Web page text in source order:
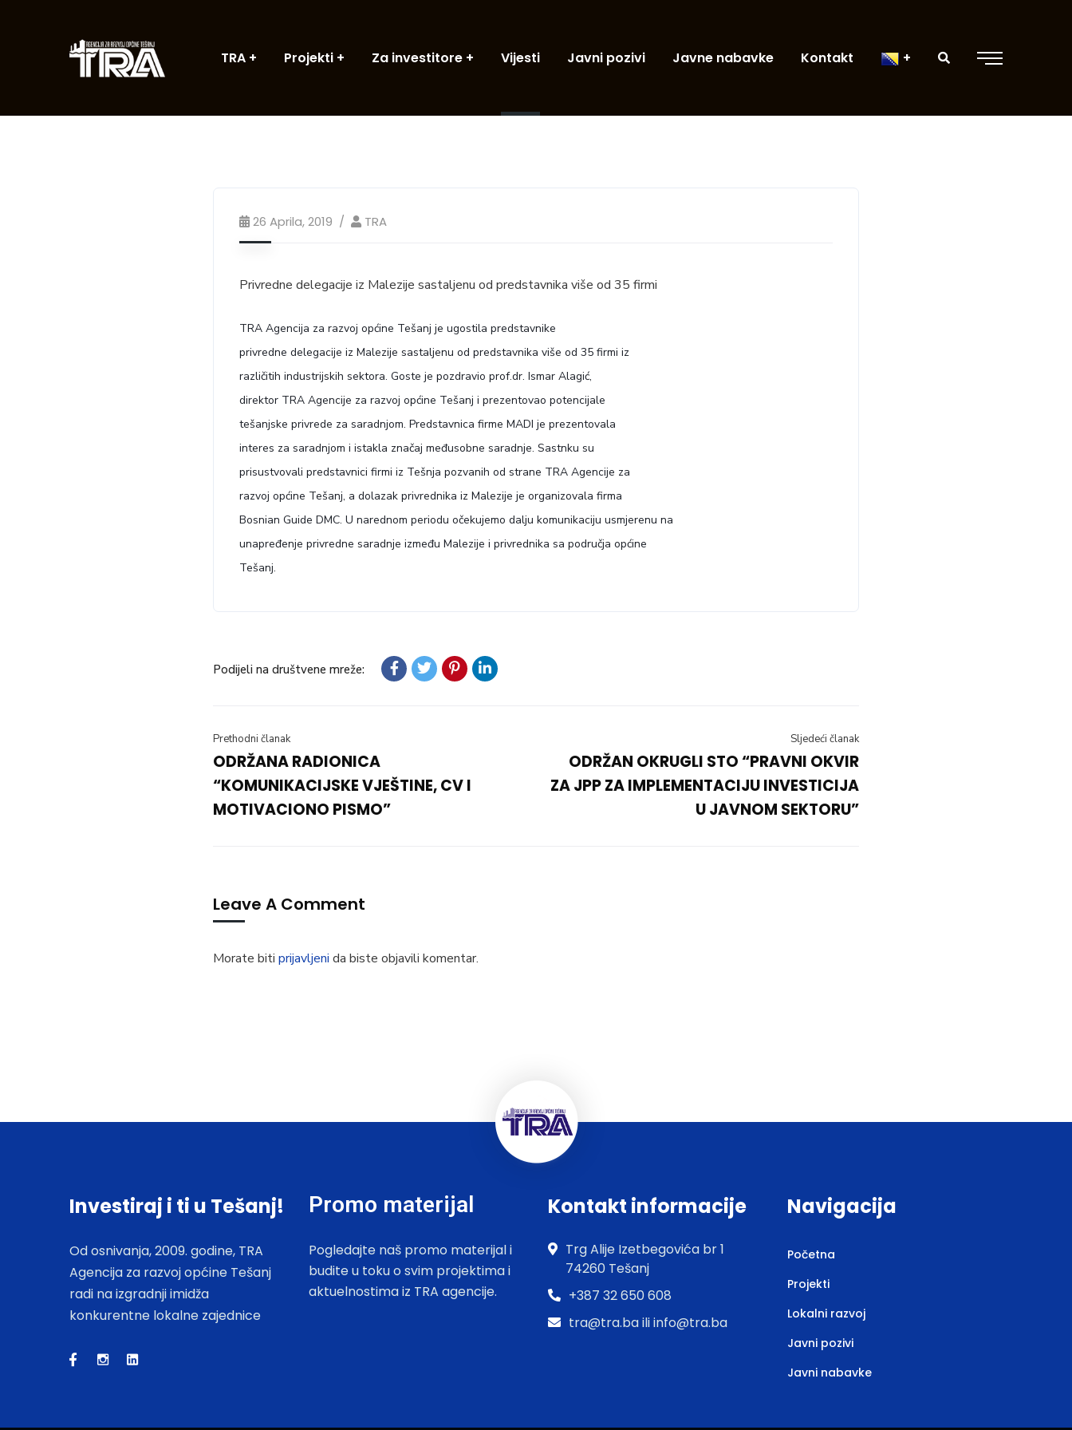
TRA Projekti Za investitore Vijesti Javni pozivi Javne nabavke Kontakt
26 Aprila, 2019 TRA
Privredne delegacije iz Malezije sastaljenu od predstavnika više od 35 firmi
TRA Agencija za razvoj općine Tešanj je ugostila predstavnike
privredne delegacije iz Malezije sastaljenu od predstavnika više od 35 firmi iz
različitih industrijskih sektora. Goste je pozdravio prof.dr. Ismar Alagić,
direktor TRA Agencije za razvoj općine Tešanj i prezentovao potencijale
tešanjske privrede za saradnjom. Predstavnica firme MADI je prezentovala
interes za saradnjom i istakla značaj međusobne saradnje. Sastnku su
prisustvovali predstavnici firmi iz Tešnja pozvanih od strane TRA Agencije za
razvoj općine Tešanj, a dolazak privrednika iz Malezije je organizovala firma
Bosnian Guide DMC. U narednom periodu očekujemo dalju komunikaciju usmjerenu na
unapređenje privredne saradnje između Malezije i privrednika sa područja općine
Tešanj.
Podijeli na društvene mreže:
Prethodni članak
ODRŽANA RADIONICA
“KOMUNIKACIJSKE VJEŠTINE, CV I
MOTIVACIONO PISMO”
Sljedeći članak
ODRŽAN OKRUGLI STO “PRAVNI OKVIR
ZA JPP ZA IMPLEMENTACIJU INVESTICIJA
U JAVNOM SEKTORU”
Leave A Comment
Morate biti prijavljeni da biste objavili komentar.
Investiraj i ti u Tešanj!
Od osnivanja, 2009. godine, TRA
Agencija za razvoj općine Tešanj
radi na izgradnji imidža
konkurentne lokalne zajednice
Promo materijal
Pogledajte naš promo materijal i
budite u toku o svim projektima i
aktuelnostima iz TRA agencije.
Kontakt informacije
Trg Alije Izetbegovića br 1
74260 Tešanj
+387 32 650 608
tra@tra.ba ili info@tra.ba
Navigacija
Početna
Projekti
Lokalni razvoj
Javni pozivi
Javni nabavke